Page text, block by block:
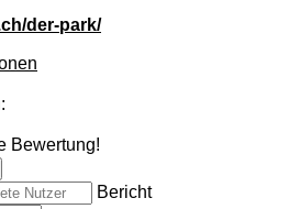
der-park/
Bewertung!
Bericht